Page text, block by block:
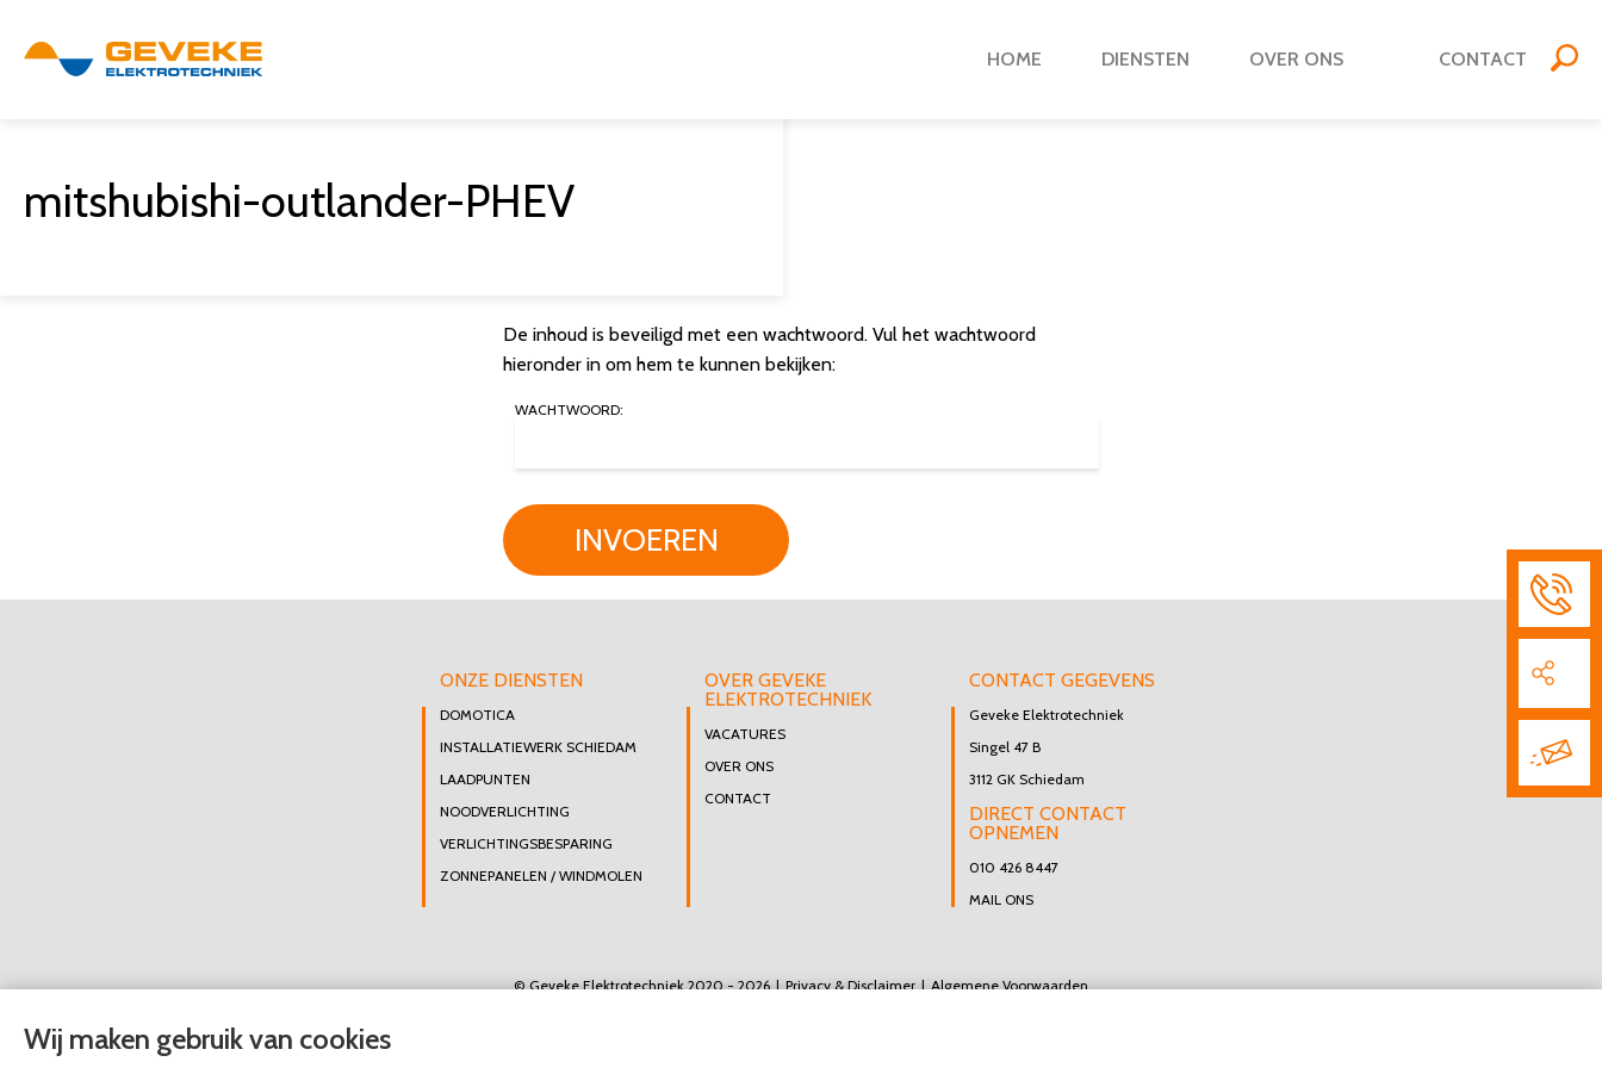
HOME DIENSTEN OVER ONS CONTACT
mitshubishi-outlander-PHEV
De inhoud is beveiligd met een wachtwoord. Vul het wachtwoord
hieronder in om hem te kunnen bekijken:
WACHTWOORD:
INVOEREN
ONZE DIENSTEN
DOMOTICA
INSTALLATIEWERK SCHIEDAM
LAADPUNTEN
NOODVERLICHTING
VERLICHTINGSBESPARING
ZONNEPANELEN / WINDMOLEN
OVER GEVEKE
ELEKTROTECHNIEK
VACATURES
OVER ONS
CONTACT
CONTACT GEGEVENS
Geveke Elektrotechniek
Singel 47 B
3112 GK Schiedam
DIRECT CONTACT
OPNEMEN
010 426 8447
MAIL ONS
© Geveke Elektrotechniek 2020 - 2026 Privacy & Disclaimer Algemene Voorwaarden
Wij maken gebruik van cookies